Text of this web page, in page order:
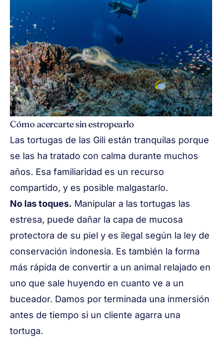
Cómo acercarte sin estropearlo
Las tortugas de las Gili están tranquilas porque
se las ha tratado con calma durante muchos
años. Esa familiaridad es un recurso
compartido, y es posible malgastarlo.
No las toques. Manipular a las tortugas las
estresa, puede dañar la capa de mucosa
protectora de su piel y es ilegal según la ley de
conservación indonesia. Es también la forma
más rápida de convertir a un animal relajado en
uno que sale huyendo en cuanto ve a un
buceador. Damos por terminada una inmersión
antes de tiempo si un cliente agarra una
tortuga.